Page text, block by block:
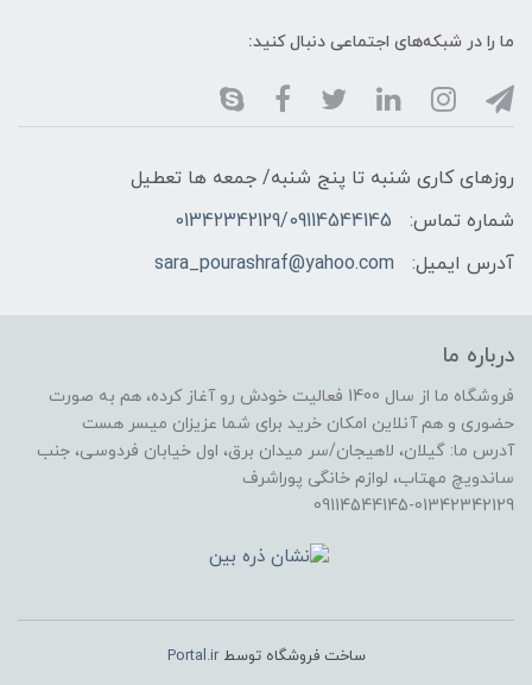
ما را در شبکه‌های اجتماعی دنبال کنید:
روزهای کاری شنبه تا پنج شنبه/ جمعه ها تعطیل
شماره تماس:
01342342129/09114544145
آدرس ایمیل:
sara_pourashraf@yahoo.com
درباره ما
فروشگاه ما از سال 1400 فعالیت خودش رو آغاز کرده، هم به صورت
حضوری و هم آنلاین امکان خرید برای شما عزیزان میسر هست
آدرس ما: گیلان، لاهیجان/سر میدان برق، اول خیابان فردوسی، جنب
ساندویچ مهتاب، لوازم خانگی پوراشرف
09114544145-01342342129
ساخت فروشگاه توسطPortal.ir